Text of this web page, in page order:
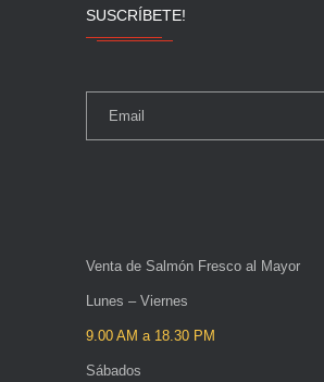
SUSCRÍBETE!
Venta de Salmón Fresco al Mayor
Lunes – Viernes
9.00 AM a 18.30 PM
Sábados